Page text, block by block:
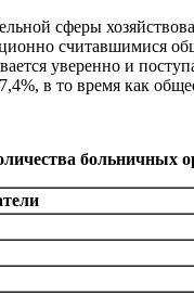
сферы
считавшимися
уверенно и
в то время как
больничных